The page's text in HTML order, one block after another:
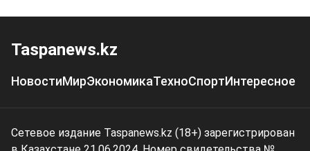
Taspanews.kz
НовостиМирЭкономикаТехноСпортИнтересное
Сетевое издание Taspanews.kz (18+) зарегистрирован